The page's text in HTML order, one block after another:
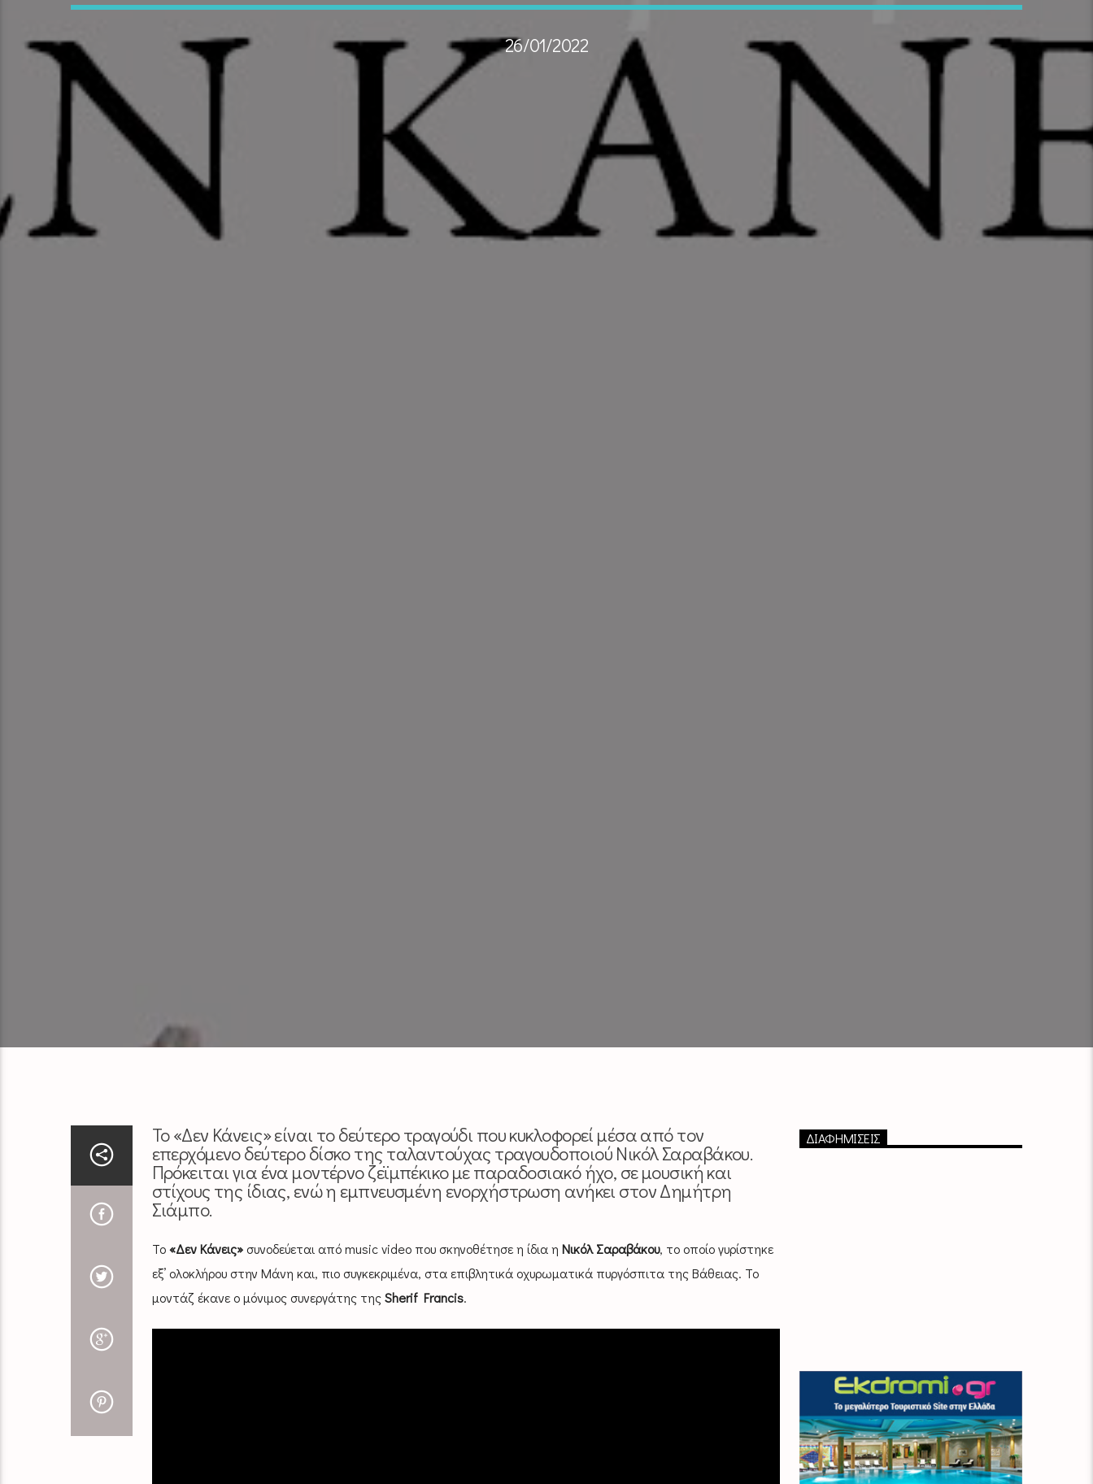
26/01/2022
Το «Δεν Κάνεις» είναι το δεύτερο τραγούδι που κυκλοφορεί μέσα από τον
επερχόμενο δεύτερο δίσκο της ταλαντούχας τραγουδοποιού Νικόλ Σαραβάκου.
Πρόκειται για ένα μοντέρνο ζεϊμπέκικο με παραδοσιακό ήχο, σε μουσική και
στίχους της ίδιας, ενώ η εμπνευσμένη ενορχήστρωση ανήκει στον Δημήτρη
Σιάμπο.
Το«Δεν Κάνεις»συνοδεύεται από music video που σκηνοθέτησε η ίδια η Νικόλ Σαραβάκου, το οποίο γυρίστηκε
εξ’ ολοκλήρου στην Μάνη και, πιο συγκεκριμένα, στα επιβλητικά οχυρωματικά πυργόσπιτα της Βάθειας. Το
μοντάζ έκανε ο μόνιμος συνεργάτης τηςSherif Francis.
ΔΙΑΦΗΜΙΣΕΙΣ